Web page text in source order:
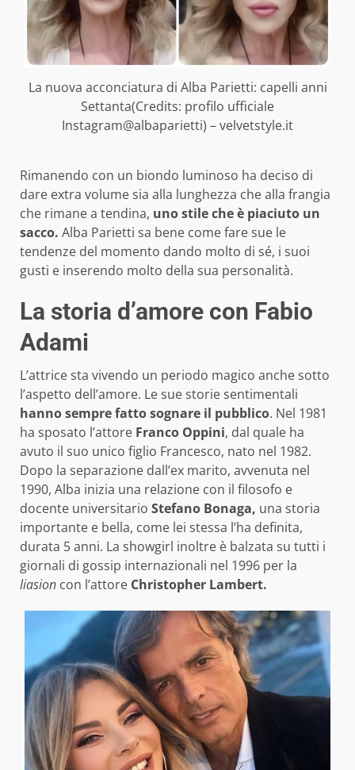
La nuova acconciatura di Alba Parietti: capelli anni
Settanta(Credits: profilo ufficiale
Instagram@albaparietti) – velvetstyle.it
Rimanendo con un biondo luminoso ha deciso di
dare extra volume sia alla lunghezza che alla frangia
che rimane a tendina, uno stile che è piaciuto un
sacco. Alba Parietti sa bene come fare sue le
tendenze del momento dando molto di sé, i suoi
gusti e inserendo molto della sua personalità.
La storia d’amore con Fabio
Adami
L’attrice sta vivendo un periodo magico anche sotto
l’aspetto dell’amore. Le sue storie sentimentali
hanno sempre fatto sognare il pubblico. Nel 1981
ha sposato l’attore Franco Oppini, dal quale ha
avuto il suo unico figlio Francesco, nato nel 1982.
Dopo la separazione dall’ex marito, avvenuta nel
1990, Alba inizia una relazione con il filosofo e
docente universitario Stefano Bonaga, una storia
importante e bella, come lei stessa l’ha definita,
durata 5 anni. La showgirl inoltre è balzata su tutti i
giornali di gossip internazionali nel 1996 per la
liasion con l’attore Christopher Lambert.